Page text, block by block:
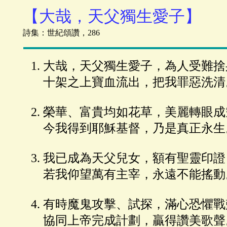
【大哉，天父獨生愛子】
詩集：世紀頌讚，286
大哉，天父獨生愛子，為人受難捨
十架之上寶血流出，把我罪惡洗清
榮華、富貴均如花草，美麗轉眼成
今我得到耶穌基督，乃是真正永生
我已成為天父兒女，額有聖靈印證
若我仰望萬有主宰，永遠不能搖動
有時魔鬼攻擊、試探，滿心恐懼戰
協同上帝完成計劃，贏得讚美歌聲